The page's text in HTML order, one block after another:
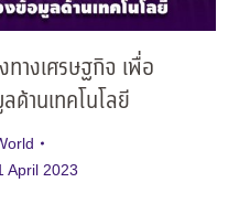
างเศรษฐกิจ เพื่อ
ด้านเทคโนโลยี
April 2023